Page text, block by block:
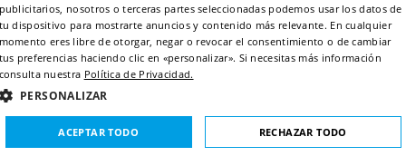
FRENCH
nosotros o terceras partes seleccionadas podemos usar los datos de
dispositivo para mostrarte anuncios y contenido más relevante. En cualquier
eres libre de otorgar, negar o revocar el consentimiento o de cambiar
preferencias haciendo clic en «personalizar». Si necesitas más información
nuestra Política de Privacidad.
PERSONALIZAR
ACEPTAR TODO RECHAZAR TODO